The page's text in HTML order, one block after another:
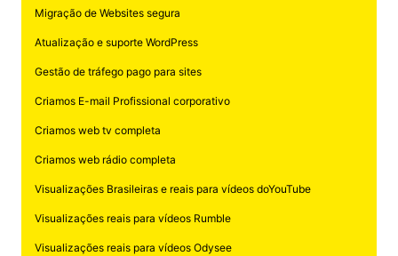
Migração de Websites segura
Atualização e suporte WordPress
Gestão de tráfego pago para sites
Criamos E-mail Profissional corporativo
Criamos web tv completa
Criamos web rádio completa
Visualizações Brasileiras e reais para vídeos doYouTube
Visualizações reais para vídeos Rumble
Visualizações reais para vídeos Odysee